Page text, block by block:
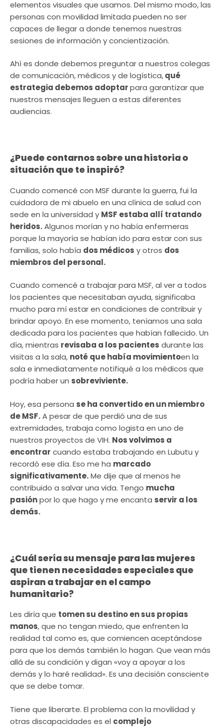
elementos visuales que usamos. Del mismo modo, las
personas con movilidad limitada pueden no ser
capaces de llegar a donde tenemos nuestras
sesiones de información y concientización.
Ahí es donde debemos preguntar a nuestros colegas
de comunicación, médicos y de logística,qué
estrategia debemos adoptarpara garantizar que
nuestros mensajes lleguen a estas diferentes
audiencias.
¿Puede contarnos sobre una historia o
situación que te inspiró?
Cuando comencé con MSF durante la guerra, fui la
cuidadora de mi abuelo en una clínica de salud con
sede en la universidad y MSF estaba allí tratando
heridos.Algunos morían y no había enfermeras
porque la mayoría se habían ido para estar con sus
familias, solo había dos médicos y otros dos
miembros del personal.
Cuando comencé a trabajar para MSF, al ver a todos
los pacientes que necesitaban ayuda, significaba
mucho para mí estar en condiciones de contribuir y
brindar apoyo. En ese momento, teníamos una sala
dedicada para los pacientes que habían fallecido. Un
día, mientras revisaba a los pacientes durante las
visitas a la sala, noté que había movimientoen la
sala e inmediatamente notifiqué a los médicos que
podría haber un sobreviviente.
Hoy, esa persona se ha convertido en un miembro
de MSF.A pesar de que perdió una de sus
extremidades, trabaja como logista en uno de
nuestros proyectos de VIH. Nos volvimos a
encontrar cuando estaba trabajando en Lubutu y
recordó ese día. Eso me ha marcado
significativamente.Me dije que al menos he
contribuido a salvar una vida. Tengo mucha
pasiónpor lo que hago y me encanta servir a los
demás.
¿Cuál sería su mensaje para las mujeres
que tienen necesidades especiales que
aspiran a trabajar en el campo
humanitario?
Les diría que tomen su destino en sus propias
manos, que no tengan miedo, que enfrenten la
realidad tal como es, que comiencen aceptándose
para que los demás también lo hagan. Que vean más
allá de su condición y digan «voy a apoyar a los
demás y lo haré realidad». Es una decisión consciente
que se debe tomar.
Tiene que liberarte. El problema con la movilidad y
otras discapacidades es el complejo